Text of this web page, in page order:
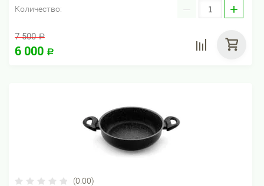
Количество: − +
7 500 Р
6 000 Р
(0.00)